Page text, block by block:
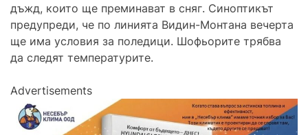
дъжд, които ще преминават в сняг. Синоптикът
предупреди, че по линията Видин-Монтана вечерта
ще има условия за поледици. Шофьорите трябва
да следят температурите.
Advertisements